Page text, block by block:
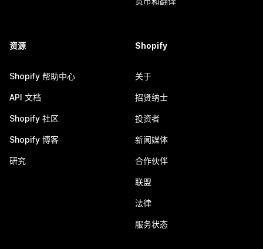
资源
Shopify 帮助中心
API 文档
Shopify 社区
Shopify 博客
研究
Shopify
关于
招贤纳士
投资者
新闻媒体
合作伙伴
联盟
法律
服务状态